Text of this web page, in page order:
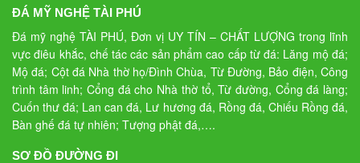
ĐÁ MỸ NGHỆ TÀI PHÚ
Đá mỹ nghệ TÀI PHÚ, Đơn vị UY TÍN – CHẤT LƯỢNG trong lĩnh
vực điêu khắc, chế tác các sản phẩm cao cấp từ đá: Lăng mộ đá;
Mộ đá; Cột đá Nhà thờ họ/Đình Chùa, Từ Đường, Bảo điện, Công
trình tâm linh; Cổng đá cho Nhà thờ tổ, Từ đường, Cổng đá làng;
Cuốn thư đá; Lan can đá, Lư hương đá, Rồng đá, Chiếu Rồng đá,
Bàn ghế đá tự nhiên; Tượng phật đá,….
SƠ ĐỒ ĐƯỜNG ĐI